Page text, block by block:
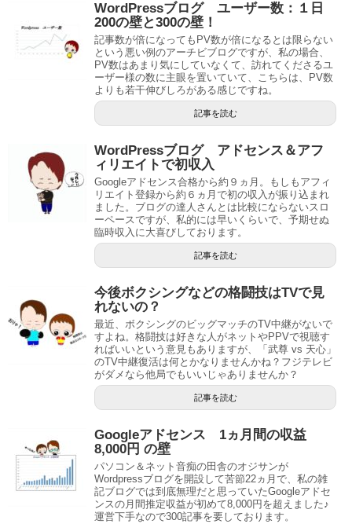
WordPressブログ ユーザー数：１日
200の壁と300の壁！
記事数が倍になってもPV数が倍になるとは限らない
という悪い例のアーチビブログですが、私の場合、
PV数はあまり気にしていなくて、訪れてくださるユ
ーザー様の数に主眼を置いていて、こちらは、PV数
よりも若干伸びしろがある感じですね。
記事を読む
WordPressブログ アドセンス＆アフ
ィリエイトで初収入
Googleアドセンス合格から約９ヵ月。もしもアフィ
リエイト登録から約６ヵ月で初の収入が振り込まれ
ました。ブログの達人さんとは比較にならないスロ
ーペースですが、私的には早いくらいで、予期せぬ
臨時収入に大喜びしております。
記事を読む
今後ボクシングなどの格闘技はTVで見
れないの？
最近、ボクシングのビッグマッチのTV中継がないで
すよね。格闘技は好きな人がネットやPPVで視聴す
ればいいという意見もありますが、「武尊 vs 天心」
のTV中継復活は何とかなりませんかね？フジテレビ
がダメなら他局でもいいじゃありませんか？
記事を読む
Googleアドセンス 1ヵ月間の収益
8,000円 の壁
パソコン＆ネット音痴の田舎のオジサンが
Wordpressブログを開設して苦節22ヵ月で、私の雑
記ブログでは到底無理だと思っていたGoogleアドセ
ンスの月間推定収益が初めて8,000円を超えました♪
運営下手なので300記事を要しております。